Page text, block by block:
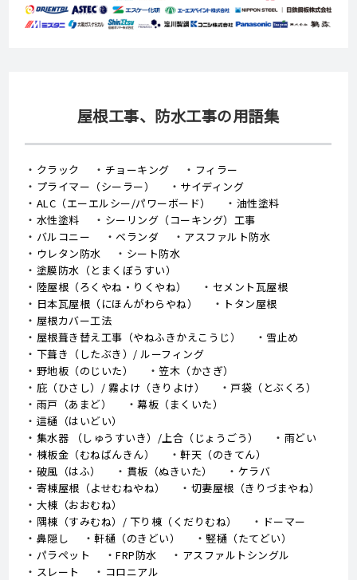
屋根工事、防水工事の用語集
クラック チョーキング
フィラー
プライマー（シーラー）
サイディング
ALC（エーエルシー/パワーボード）
油性塗料
水性塗料
シーリング（コーキング）工事
バルコニー
ベランダ
アスファルト防水
ウレタン防水
シート防水
塗膜防水（とまくぼうすい）
陸屋根（ろくやね・りくやね）
セメント瓦屋根
日本瓦屋根（にほんがわらやね）
トタン屋根
屋根カバー工法
屋根葺き替え工事（やねふきかえこうじ）
雪止め
下葺き（したぶき）/ ルーフィング
野地板（のじいた）
笠木（かさぎ）
庇（ひさし）/ 霧よけ（きりよけ）
戸袋（とぶくろ）
雨戸（あまど）
幕板（まくいた）
這樋（はいどい）
集水器 （しゅうすいき）/上合（じょうごう）
雨どい
棟板金（むねばんきん）
軒天（のきてん）
破風（はふ）
貫板（ぬきいた）
ケラバ
寄棟屋根（よせむねやね）
切妻屋根（きりづまやね）
大棟（おおむね）
隅棟（すみむね）/ 下り棟（くだりむね）
ドーマー
鼻隠し
軒樋（のきどい）
竪樋（たてどい）
パラペット
FRP防水
アスファルトシングル
スレート
コロニアル